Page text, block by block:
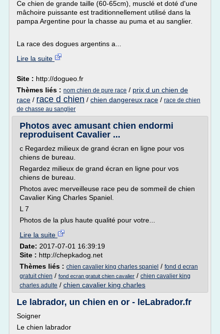
Ce chien de grande taille (60-65cm), musclé et doté d'une
mâchoire puissante est traditionnellement utilisé dans la
pampa Argentine pour la chasse au puma et au sanglier.
La race des dogues argentins a...
Lire la suite
Site : http://dogueo.fr
Thèmes liés : nom chien de pure race / prix d un chien de
race / race d chien / chien dangereux race / race de chien
de chasse au sanglier
Photos avec amusant chien endormi
reproduisent Cavalier ...
c Regardez milieux de grand écran en ligne pour vos
chiens de bureau.
Regardez milieux de grand écran en ligne pour vos
chiens de bureau.
Photos avec merveilleuse race peu de sommeil de chien
Cavalier King Charles Spaniel.
L 7
Photos de la plus haute qualité pour votre...
Lire la suite
Date: 2017-07-01 16:39:19
Site : http://chepkadog.net
Thèmes liés : chien cavalier king charles spaniel / fond d ecran
gratuit chien / fond ecran gratuit chien cavalier / chien cavalier king
charles adulte / chien cavalier king charles
Le labrador, un chien en or - leLabrador.fr
Soigner
Le chien labrador